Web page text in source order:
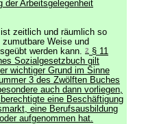
der Arbeitsgelegenheit
zeitlich und räumlich so
Weise und
werden kann. 2 § 11
Sozialgesetzbuch gilt
wichtiger Grund im Sinne
3 des Zwölften Buches
auch dann vorliegen,
eine Beschäftigung
eine Berufsausbildung
aufgenommen hat.